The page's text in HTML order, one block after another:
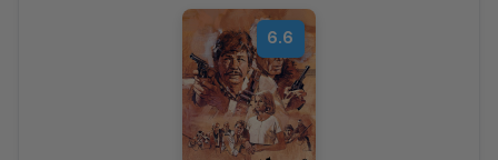
6.6